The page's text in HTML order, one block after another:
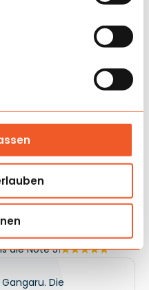
und kleinere
Animationen auf
bei
und das Produkt
Element des
Umsetzung
die Note 5!
Die